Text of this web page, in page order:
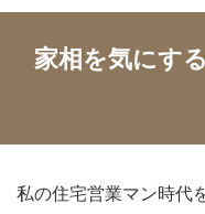
家相を気にす
私の住宅営業マン時代